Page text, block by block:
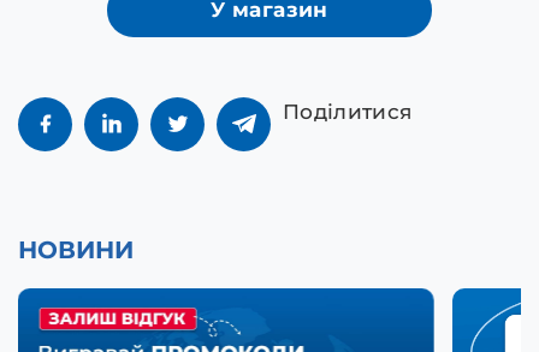
У магазин
Поділитися
НОВИНИ